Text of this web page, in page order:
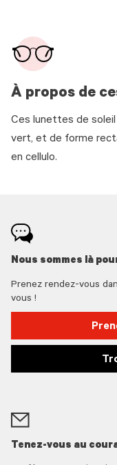
À propos de
Ces lunettes de
vert, et de forme
en cellulo.
Nous sommes là
Prenez rendez-vous
vous !
Tenez-vous au